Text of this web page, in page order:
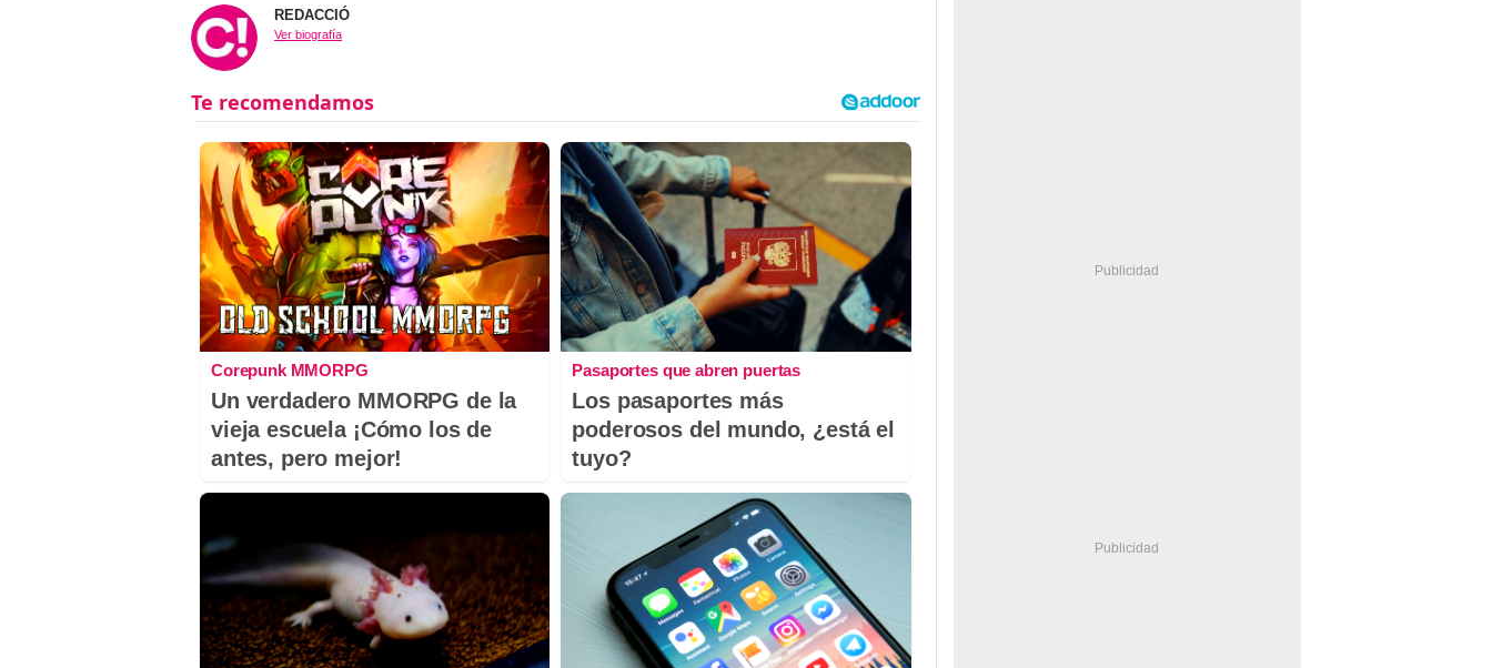
REDACCIÓ
Ver biografía
Corepunk MMORPG
Un verdadero MMORPG de la
vieja escuela ¡Cómo los de
antes, pero mejor!
Pasaportes que abren puertas
Los pasaportes más
poderosos del mundo, ¿está el
tuyo?